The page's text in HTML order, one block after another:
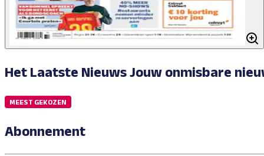
Het Laatste NieuwsJouw onmisbare
MEEST GEKOZEN
Abonnement